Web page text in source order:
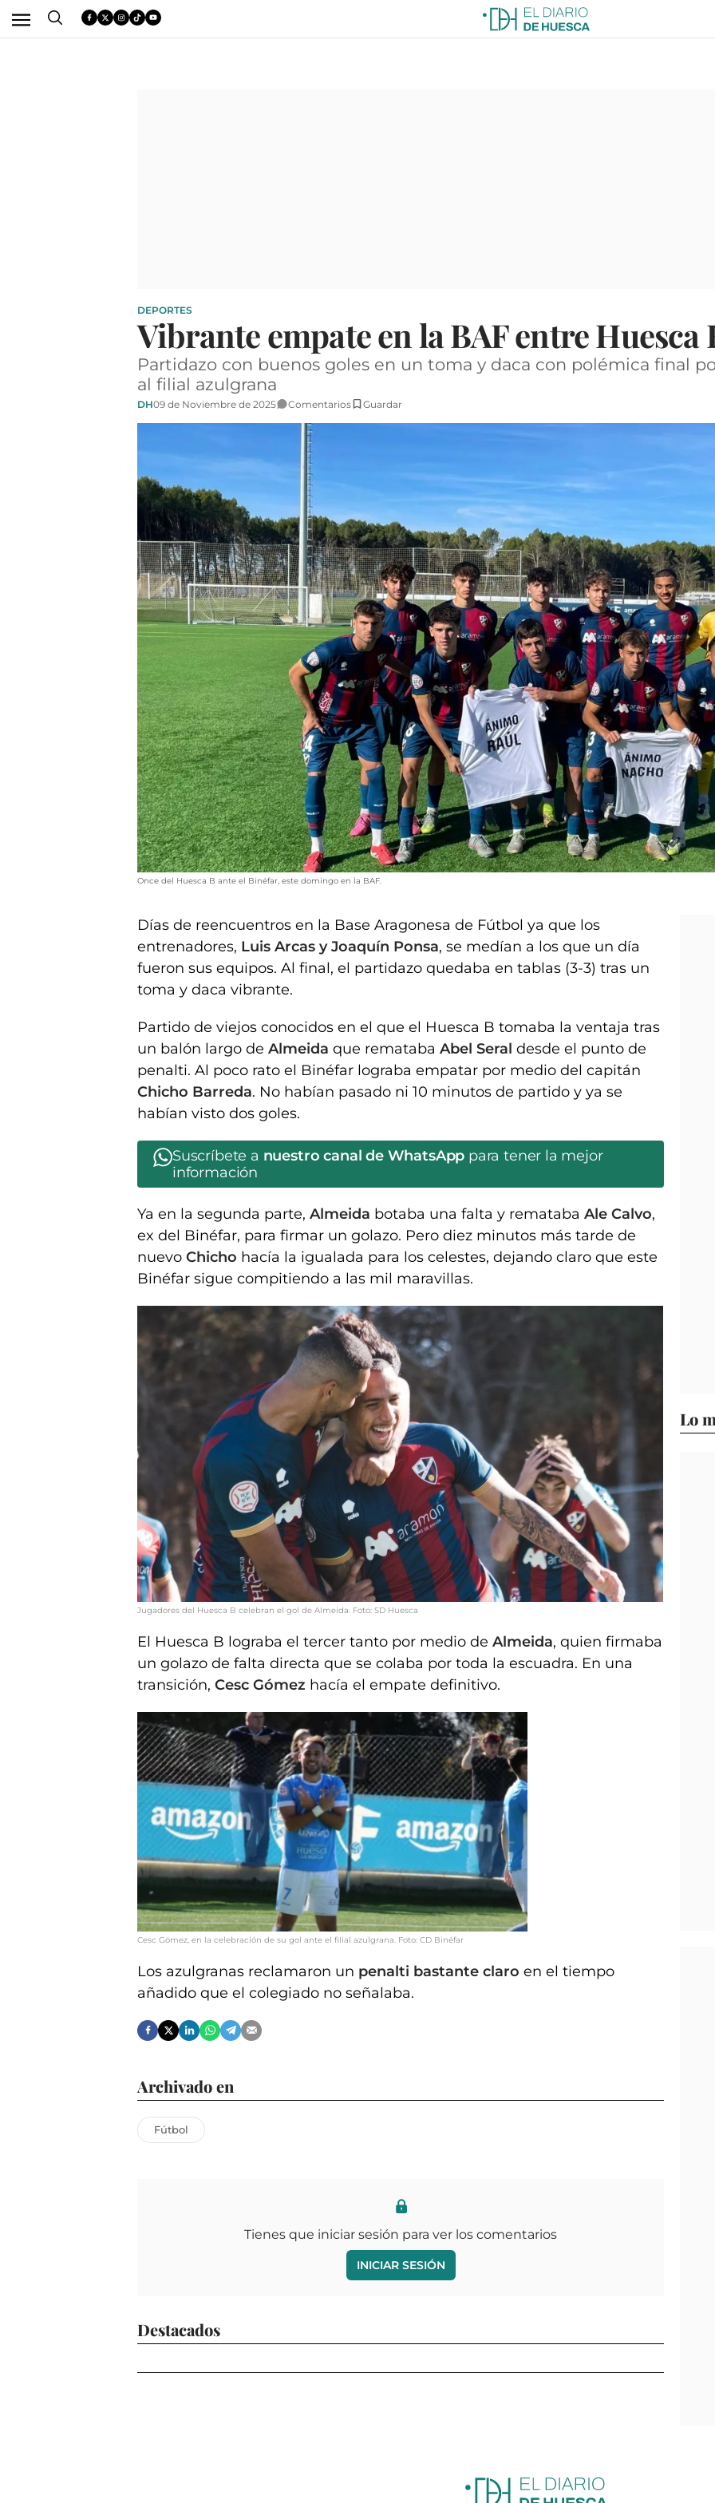
DEPORTES
Vibrante empate en la BAF entre Huesca
Partidazo con buenos goles en un toma y daca con polémica final
al filial azulgrana
DH09 de Noviembre de 2025 Comentarios Guardar
Once del Huesca B ante el Binéfar, este domingo en la BAF.
Días de reencuentros en la Base Aragonesa de Fútbol ya que los
entrenadores, Luis Arcas y Joaquín Ponsa, se medían a los que un día
fueron sus equipos. Al final, el partidazo quedaba en tablas (3-3) tras un
toma y daca vibrante.
Partido de viejos conocidos en el que el Huesca B tomaba la ventaja tras
un balón largo de Almeida que remataba Abel Seral desde el punto de
penalti. Al poco rato el Binéfar lograba empatar por medio del capitán
Chicho Barreda. No habían pasado ni 10 minutos de partido y ya se
habían visto dos goles.
Suscríbete a nuestro canal de WhatsApp para tener la mejor
información
Ya en la segunda parte, Almeida botaba una falta y remataba Ale Calvo,
ex del Binéfar, para firmar un golazo. Pero diez minutos más tarde de
nuevo Chicho hacía la igualada para los celestes, dejando claro que este
Binéfar sigue compitiendo a las mil maravillas.
Jugadores del Huesca B celebran el gol de Almeida. Foto: SD Huesca
El Huesca B lograba el tercer tanto por medio de Almeida, quien firmaba
un golazo de falta directa que se colaba por toda la escuadra. En una
transición, Cesc Gómez hacía el empate definitivo.
Cesc Gómez, en la celebración de su gol ante el filial azulgrana. Foto: CD Binéfar
Los azulgranas reclamaron un penalti bastante claro en el tiempo
añadido que el colegiado no señalaba.
Archivado en
Fútbol
Tienes que iniciar sesión para ver los comentarios
INICIAR SESIÓN
Destacados
Lo